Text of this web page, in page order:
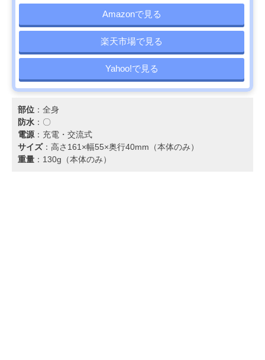
Amazonで見る
楽天市場で見る
Yahoo!で見る
部位 ：全身
防水 ：〇
電源：充電・交流式
サイズ：高さ161×幅55×奥行40mm（本体のみ）
重量 ：130g（本体のみ）